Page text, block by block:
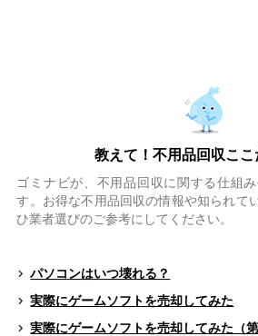
教えて！不用品回収ここ
ゴミナビが、不用品回収に関する仕組
す。お得な不用品回収の情報や知られて
ひ業者選びのご参考にしてください。
パソコンはいつ壊れる？
実際にゲームソフトを売却してみた
実際にゲームソフトを売却してみた（第